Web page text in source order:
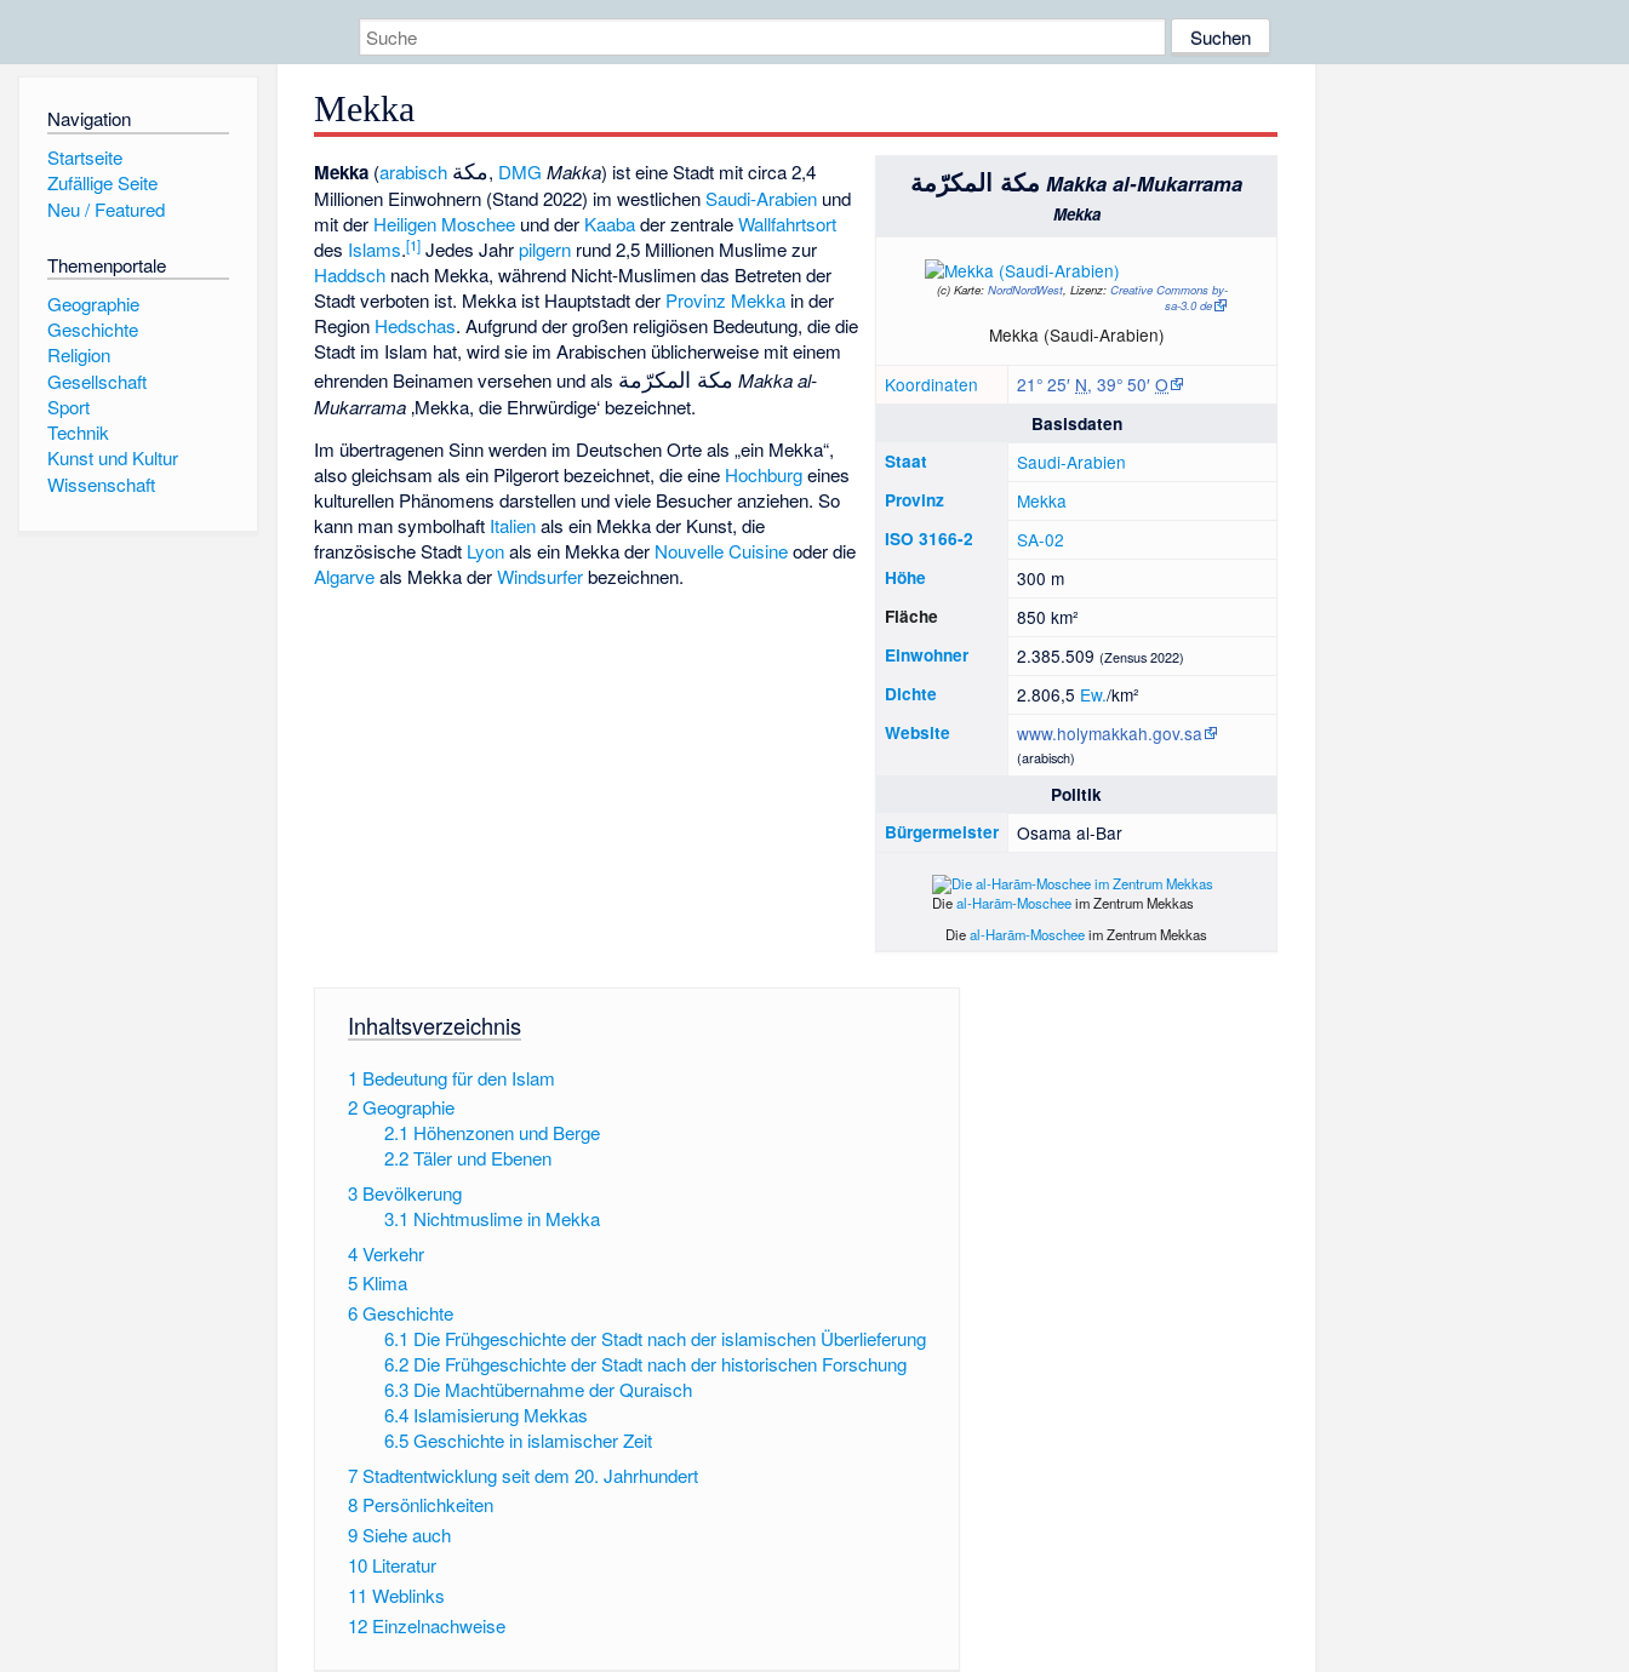
Navigation
Startseite
Zufällige Seite
Neu / Featured
Themenportale
Geographie
Geschichte
Religion
Gesellschaft
Sport
Technik
Kunst und Kultur
Wissenschaft
Mekka
مكة المكرّمة Makka al-Mukarrama
Mekka
(c)Karte:NordNordWest, Lizenz:Creative Commons by-
sa-3.0 de
Mekka (Saudi-Arabien)
Koordinaten 21° 25′ N,39° 50′O
Basisdaten
Staat
Saudi-Arabien
Provinz Mekka
ISO 3166-2 SA-02
Höhe 300 m
Fläche 850 km²
Einwohner 2.385.509(Zensus 2022)
Dichte 2.806,5 Ew./km²
Website www.holymakkah.gov.sa
(arabisch)
Politik
Bürgermeister
Osama al-Bar
Dieal-Harām-Moscheeim Zentrum Mekkas
Dieal-Harām-Moscheeim Zentrum Mekkas
Mekka (arabisch مكة, DMG Makka) ist eine Stadt mit circa 2,4
Millionen Einwohnern (Stand 2022) im westlichenSaudi-Arabien und
mit der Heiligen Moschee und der Kaabader zentraleWallfahrtsort
des Islams.[1] Jedes Jahrpilgern rund 2,5 Millionen Muslime zur
Haddsch nach Mekka, während Nicht-Muslimen das Betreten der
Stadt verboten ist. Mekka ist Hauptstadt der Provinz Mekka in der
Region Hedschas. Aufgrund der großen religiösen Bedeutung, die die
Stadt im Islam hat, wird sie im Arabischen üblicherweise mit einem
ehrenden Beinamen versehen und als مكة المكرّمة Makka al-
Mukarrama ‚Mekka, die Ehrwürdige‘ bezeichnet.
Im übertragenen Sinn werden im Deutschen Orte als „ein Mekka“,
also gleichsam als ein Pilgerort bezeichnet, die eine Hochburgeines
kulturellen Phänomens darstellen und viele Besucher anziehen. So
kann man symbolhaft Italienals ein Mekka der Kunst, die
französische Stadt Lyonals ein Mekka der Nouvelle Cuisineoder die
Algarveals Mekka derWindsurferbezeichnen.
Inhaltsverzeichnis
1 Bedeutung für den Islam
2Geographie
2.1 Höhenzonen und Berge
2.2 Täler und Ebenen
3 Bevölkerung
3.1 Nichtmuslime in Mekka
4Verkehr
5 Klima
6Geschichte
6.1 Die Frühgeschichte der Stadt nach der islamischen Überlieferung
6.2 Die Frühgeschichte der Stadt nach der historischen Forschung
6.3 Die Machtübernahme der Quraisch
6.4 Islamisierung Mekkas
6.5 Geschichte in islamischer Zeit
7Stadtentwicklung seit dem 20. Jahrhundert
8 Persönlichkeiten
9Siehe auch
10 Literatur
11 Weblinks
12 Einzelnachweise